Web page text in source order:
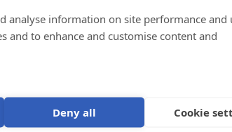
analyse information on site performance and
and to enhance and customise content and
Deny all Cookie